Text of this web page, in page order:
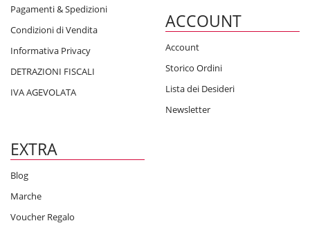
Pagamenti & Spedizioni
Condizioni di Vendita
Informativa Privacy
DETRAZIONI FISCALI
IVA AGEVOLATA
ACCOUNT
Account
Storico Ordini
Lista dei Desideri
Newsletter
EXTRA
Blog
Marche
Voucher Regalo